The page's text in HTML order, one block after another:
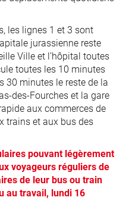
les lignes 1 et 3 sont
jurassienne reste
Ville et l’hôpital toutes
toutes les 10 minutes
30 minutes le reste de la
des-Fourches et la gare
aux commerces de
trains et aux bus des
pouvant légèrement
voyageurs réguliers de
de leur bus ou train
au travail, lundi 16